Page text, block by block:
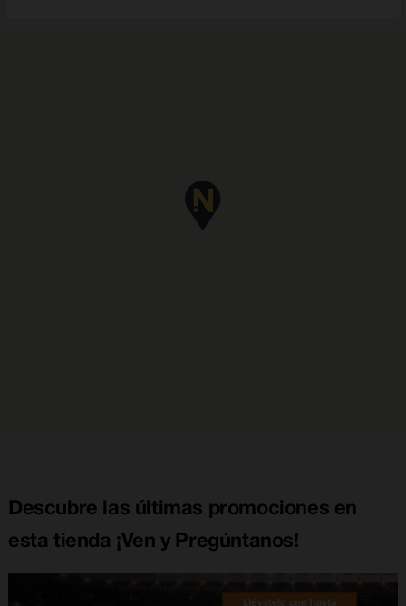
Descubre las últimas promociones en
esta tienda ¡Ven y Pregúntanos!